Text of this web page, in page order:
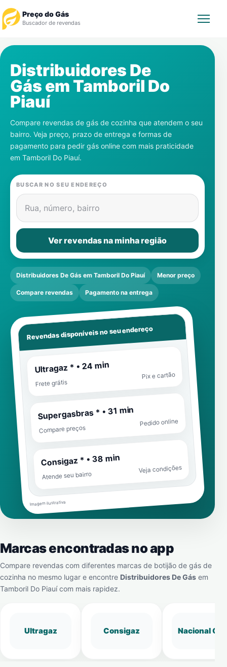
Preço do Gás
Buscador de revendas
Revendedor
Notícias
Cadastre-se
Gás
Contatos
Distribuidores De
Gás emTamboril Do
Piauí
Compare revendas de gás de cozinha que atendem o seu
bairro. Veja preço, prazo de entrega e formas de
pagamento para pedir gás online com mais praticidade
em Tamboril Do Piauí.
BUSCAR NO SEU ENDEREÇO
Rua, número, bairro
Ver revendas na minha região
Distribuidores De Gás em Tamboril Do Piauí Menor preço
Compare revendas Pagamento na entrega
Revendas disponíveis no seu endereço
Ultragaz * • 24 min
Frete grátis
Pix e cartão
Supergasbras * • 31 min
Compare preços
Pedido online
Consigaz * • 38 min
Atende seu bairro
Veja condições
Imagem ilustrativa
Marcas encontradas no app
Compare revendas com diferentes marcas de botijão de gás de
cozinha no mesmo lugar e encontre Distribuidores De Gás em
Tamboril Do Piauícom mais rapidez.
Ultragaz Consigaz Nacional Gás